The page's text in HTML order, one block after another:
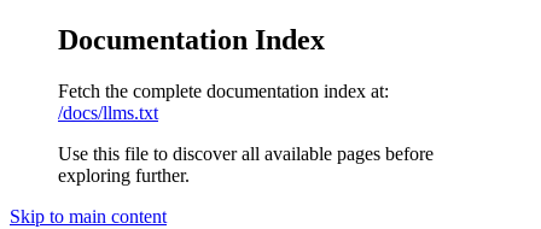
Documentation Index
Fetch the complete documentation index at:
/docs/llms.txt
Use this file to discover all available pages before
exploring further.
Skip to main content